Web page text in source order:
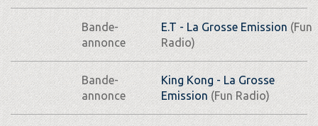
Bande-
annonce
E.T - La Grosse Emission (Fun
Radio)
Bande-
annonce
King Kong - La Grosse
Emission(Fun Radio)